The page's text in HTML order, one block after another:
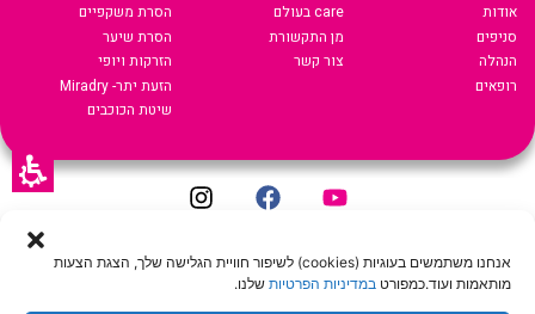
אנחנו משתמשים בעוגיות (cookies) לשיפור חוויית הגלישה שלך, הצגת הצעות
מותאמות ועוד.כמפורט במדיניות הפרטיות שלנו.
אודות
סניפים
הנהלה
רופאים
care בעולם
מן התקשורת
צור קשר
הסרת משקפיים
הסרת שיער
הזרקות ויופי
הזעת יתר- Miradry
שיטת הכוכבים
© 2022 כל הזכויות שמורות ל-CARE LASER
Crafted byAndromedia